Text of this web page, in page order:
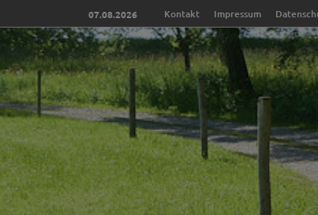
07.08.2026 Kontakt Impressum